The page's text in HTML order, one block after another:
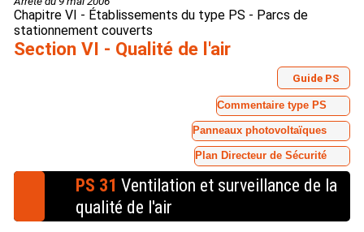
Chapitre VI - Établissements du type PS - Parcs de
stationnement couverts
Section VI - Qualité de l'air
Guide PS
Commentaire type PS
Panneaux photovoltaïques
Plan Directeur de Sécurité
PS 31 Ventilation et surveillance de la
qualité de l'air